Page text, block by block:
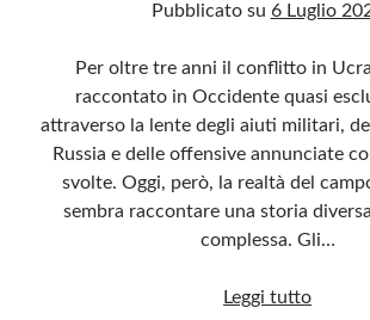
Questo blog non rappresenta una testata giornalistica, in
sensi della legge n· 62 del 7.03.2001. L’autore non è
pubblicato dai lettori nei commenti ai vari post. Saranno
ritenuti offensivi o lesivi dell’immagine o dell’onorabilità di
razzisti o che contengano dati personali non conformi al
privacy. Alcune immagini inserite in questo blog sono tratte
considerate di pubblico dominio. Qualora la loro
diritti d’autore, vi invito a comunicarlo via e-mail a
Pubblicato su 6 Luglio
Per oltre tre anni il conflitto in
raccontato in Occidente quasi
attraverso la lente degli aiuti militari,
Russia e delle offensive annunciate
svolte. Oggi, però, la realtà del
sembra raccontare una storia
complessa. Gli…
Leggi tuttoUcraina,